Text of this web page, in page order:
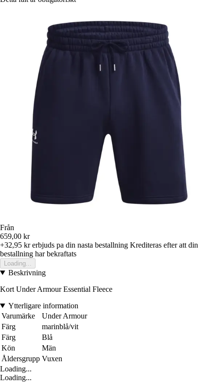
Från
659,00 kr
+32,95 krerbjuds pa din nasta bestallning Krediteras efter att din
bestallning har bekraftats
Loading...
Beskrivning
Kort Under Armour Essential Fleece
Ytterligare information
Varumärke
Under Armour
Färg
marinblå/vit
Färg
Blå
Kön
Män
Åldersgrupp Vuxen
Loading...
Loading...